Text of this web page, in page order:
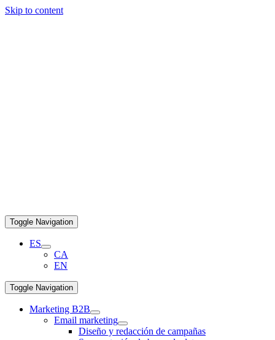
Skip to content
Toggle Navigation
ES
CA
EN
Toggle Navigation
Marketing B2B
Email marketing
Diseño y redacción de campañas